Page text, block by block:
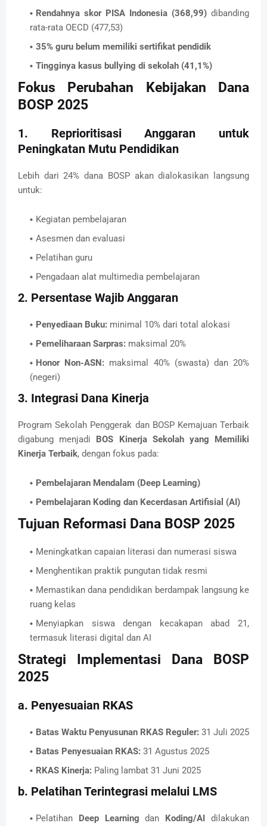
Rendahnya skor PISA Indonesia (368,99) dibanding
rata-rata OECD (477,53)
35% guru belum memiliki sertifikat pendidik
Tingginya kasus bullying di sekolah (41,1%)
Fokus Perubahan Kebijakan Dana
BOSP 2025
1. Reprioritisasi Anggaran untuk
Peningkatan Mutu Pendidikan
Lebih dari 24% dana BOSP akan dialokasikan langsung
untuk:
Kegiatan pembelajaran
Asesmen dan evaluasi
Pelatihan guru
Pengadaan alat multimedia pembelajaran
2. Persentase Wajib Anggaran
Penyediaan Buku: minimal 10% dari total alokasi
Pemeliharaan Sarpras: maksimal 20%
Honor Non-ASN: maksimal 40% (swasta) dan 20%
(negeri)
3. Integrasi Dana Kinerja
Program Sekolah Penggerak dan BOSP Kemajuan Terbaik
digabung menjadi BOS Kinerja Sekolah yang Memiliki
Kinerja Terbaik, dengan fokus pada:
Pembelajaran Mendalam (Deep Learning)
Pembelajaran Koding dan Kecerdasan Artifisial (AI)
Tujuan Reformasi Dana BOSP 2025
Meningkatkan capaian literasi dan numerasi siswa
Menghentikan praktik pungutan tidak resmi
Memastikan dana pendidikan berdampak langsung ke
ruang kelas
Menyiapkan siswa dengan kecakapan abad 21,
termasuk literasi digital dan AI
Strategi Implementasi Dana BOSP
2025
a. Penyesuaian RKAS
Batas Waktu Penyusunan RKAS Reguler: 31 Juli 2025
Batas Penyesuaian RKAS: 31 Agustus 2025
RKAS Kinerja: Paling lambat 31 Juni 2025
b. Pelatihan Terintegrasi melalui LMS
Pelatihan Deep Learning dan Koding/AI dilakukan